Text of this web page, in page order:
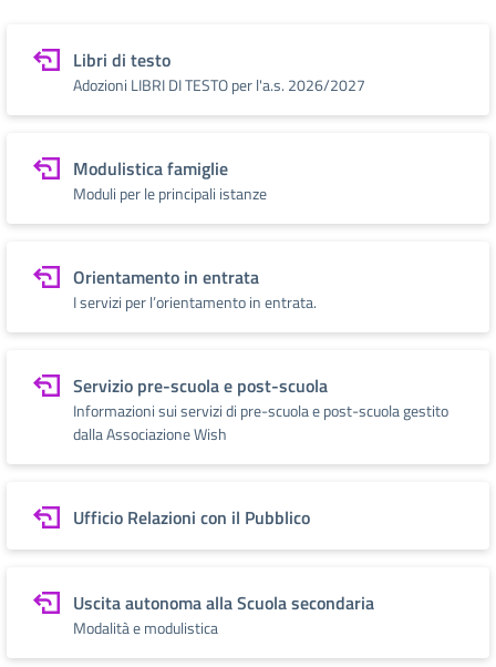
Libri di testo
Adozioni LIBRI DI TESTO per l'a.s. 2026/2027
Modulistica famiglie
Moduli per le principali istanze
Orientamento in entrata
I servizi per l’orientamento in entrata.
Servizio pre-scuola e post-scuola
Informazioni sui servizi di pre-scuola e post-scuola gestito
dalla Associazione Wish
Ufficio Relazioni con il Pubblico
Uscita autonoma alla Scuola secondaria
Modalità e modulistica